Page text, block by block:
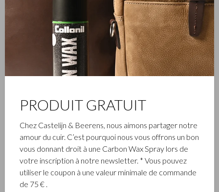
noir renforce le look sophistiqué de cette collection Castelijn
& Beerens. Disponible en noir et vert militaire.
PRODUIT GRATUIT
Chez Castelijn & Beerens, nous aimons partager notre
amour du cuir. C’est pourquoi nous vous offrons un bon
vous donnant droit à une Carbon Wax Spray lors de
votre inscription à notre newsletter. * Vous pouvez
utiliser le coupon à une valeur minimale de commande
de 75 € .